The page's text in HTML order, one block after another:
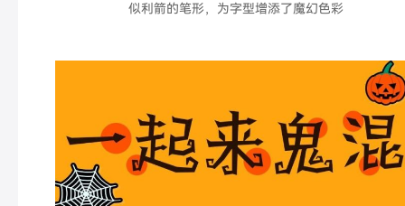
似利箭的笔形，为字型增添了魔幻色彩